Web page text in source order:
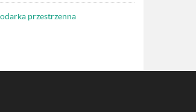
przestrzenna